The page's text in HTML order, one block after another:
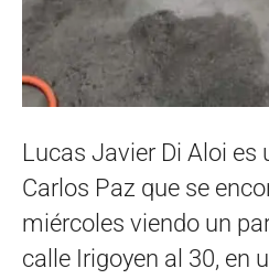
Lucas Javier Di Aloi es
Carlos Paz que se
miércoles viendo un
calle Irigoyen al 30, en